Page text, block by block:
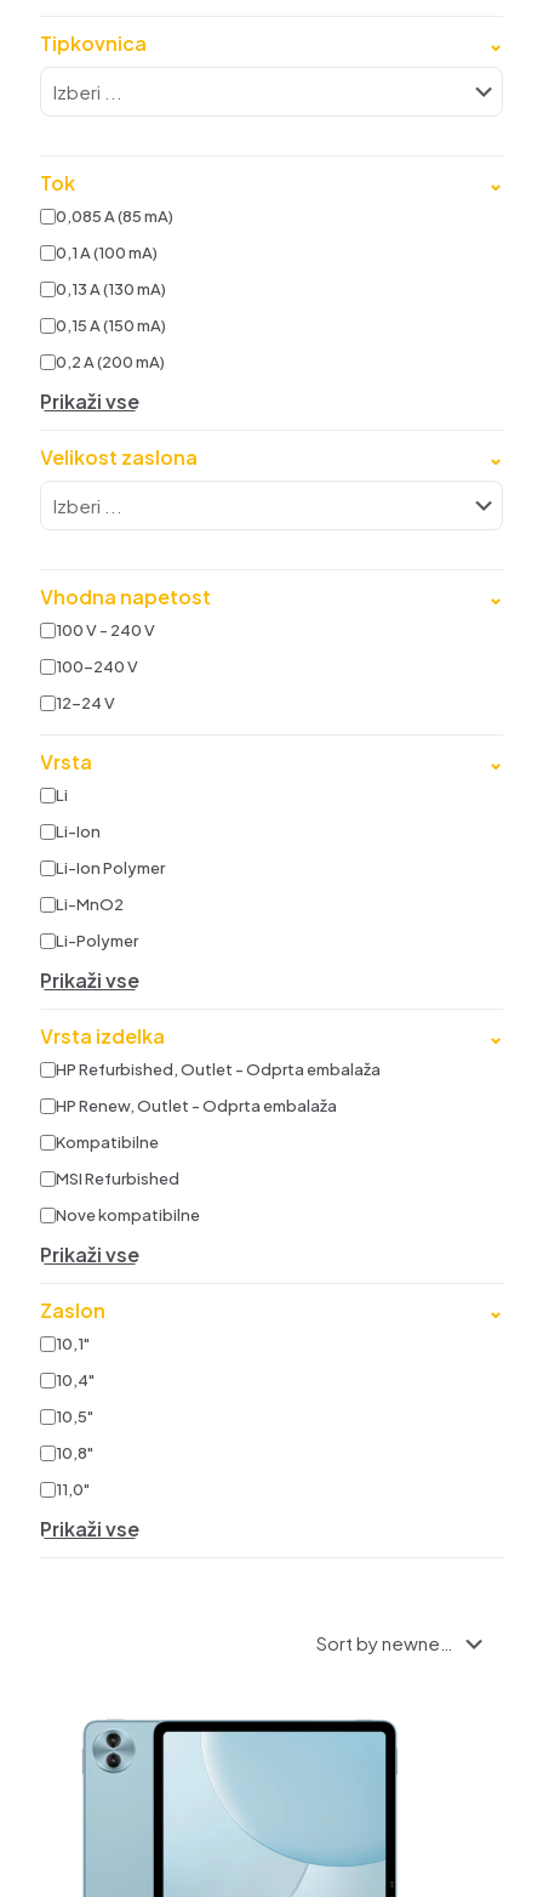
Tipkovnica ⌄
Tok ⌄
0,085 A (85 mA)
0,1 A (100 mA)
0,13 A (130 mA)
0,15 A (150 mA)
0,2 A (200 mA)
Prikaži vse
Velikost zaslona ⌄
Vhodna napetost ⌄
100 V - 240 V
100-240 V
12-24 V
Vrsta ⌄
Li
Li-Ion
Li-Ion Polymer
Li-MnO2
Li-Polymer
Prikaži vse
Vrsta izdelka ⌄
HP Refurbished, Outlet - Odprta embalaža
HP Renew, Outlet - Odprta embalaža
Kompatibilne
MSI Refurbished
Nove kompatibilne
Prikaži vse
Zaslon ⌄
10,1"
10,4"
10,5"
10,8"
11,0"
Prikaži vse